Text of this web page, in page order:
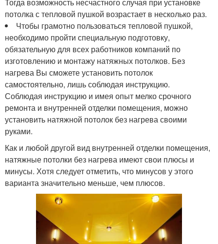
потолка с тепловой пушкой возрастает в несколько раз.
Чтобы грамотно пользоваться тепловой пушкой,
необходимо пройти специальную подготовку,
обязательную для всех работников компаний по
изготовлению и монтажу натяжных потолков. Без
нагрева Вы сможете установить потолок
самостоятельно, лишь соблюдая инструкцию.
Соблюдая инструкцию и имея опыт мелко срочного
ремонта и внутренней отделки помещения, можно
установить натяжной потолок без нагрева своими
руками.
Как и любой другой вид внутренней отделки помещения,
натяжные потолки без нагрева имеют свои плюсы и
минусы. Хотя следует отметить, что минусов у этого
варианта значительно меньше, чем плюсов.